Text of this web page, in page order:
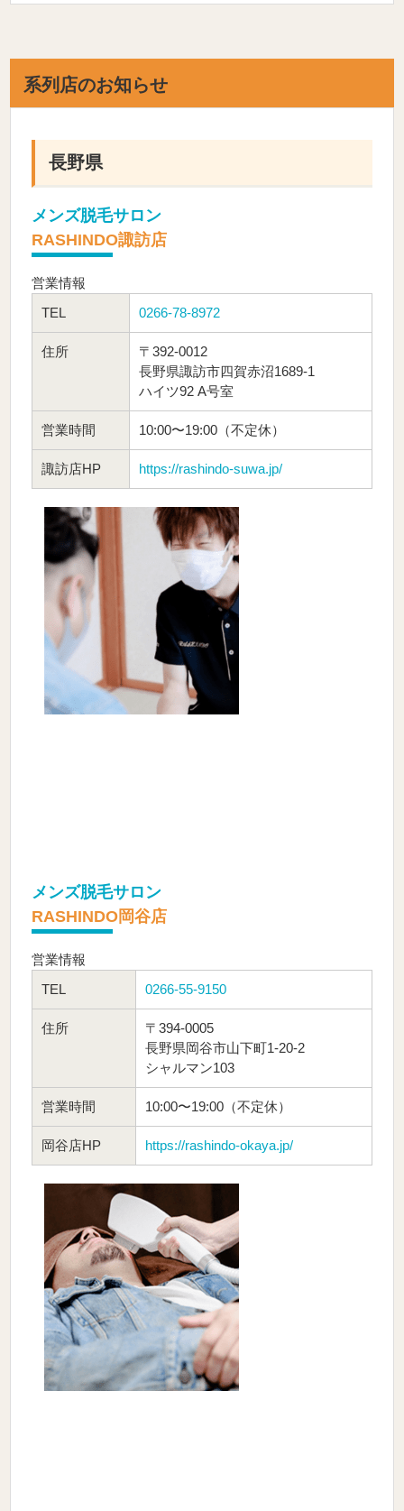
系列店のお知らせ
長野県
メンズ脱毛サロン
RASHINDO諏訪店
営業情報
TEL
0266-78-8972
住所
〒392-0012
長野県諏訪市四賀赤沼1689-1
ハイツ92 A号室
営業時間 10:00〜19:00（不定休）
諏訪店HP https://rashindo-suwa.jp/
メンズ脱毛サロン
RASHINDO岡谷店
営業情報
TEL
0266-55-9150
住所
〒394-0005
長野県岡谷市山下町1-20-2
シャルマン103
営業時間 10:00〜19:00（不定休）
岡谷店HP https://rashindo-okaya.jp/